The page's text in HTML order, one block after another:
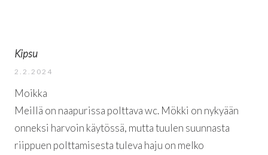
Kipsu
2.2.2024
Moikka
Meillä on naapurissa polttava wc. Mökki on nykyään
onneksi harvoin käytössä, mutta tuulen suunnasta
riippuen polttamisesta tuleva haju on melko